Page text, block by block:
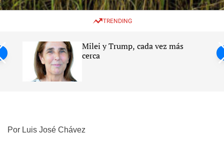
w
c
e
e
TRENDING
Milei y Trump, cada vez más
cerca
Por Luis José Chávez